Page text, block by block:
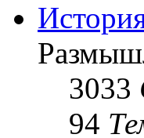
3033
94